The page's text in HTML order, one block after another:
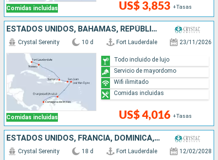
Comidas incluidas US$ 3,853 +Tasas
ESTADOS UNIDOS, BAHAMAS, REPÚBLICA DOMINICANA, PUERTO RICO, ARUBA, COLOMBIA
Comidas incluidas
Crystal Serenity 10 d Fort Lauderdale 23/11/2026
US$ 4,016 +Tasas
Todo incluido de lujo
Servicio de mayordomo
Wifi ilimitado
Comidas incluidas
ESTADOS UNIDOS, FRANCIA, DOMINICA, PUERTO RICO, ANTIGUA Y BARBUDA, SANTA LUCIA, GRENADA, ARUBA, COLOMBIA
Crystal Serenity 18 d Fort Lauderdale 12/02/2028